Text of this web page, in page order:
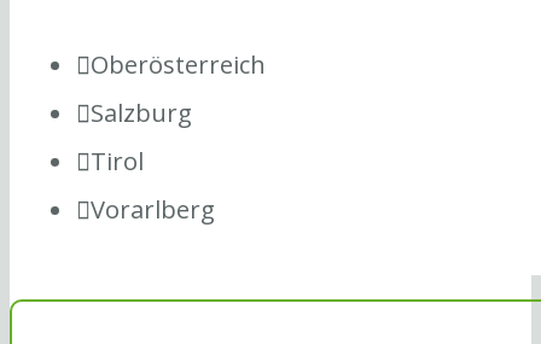
Oberösterreich
Salzburg
Tirol
Vorarlberg